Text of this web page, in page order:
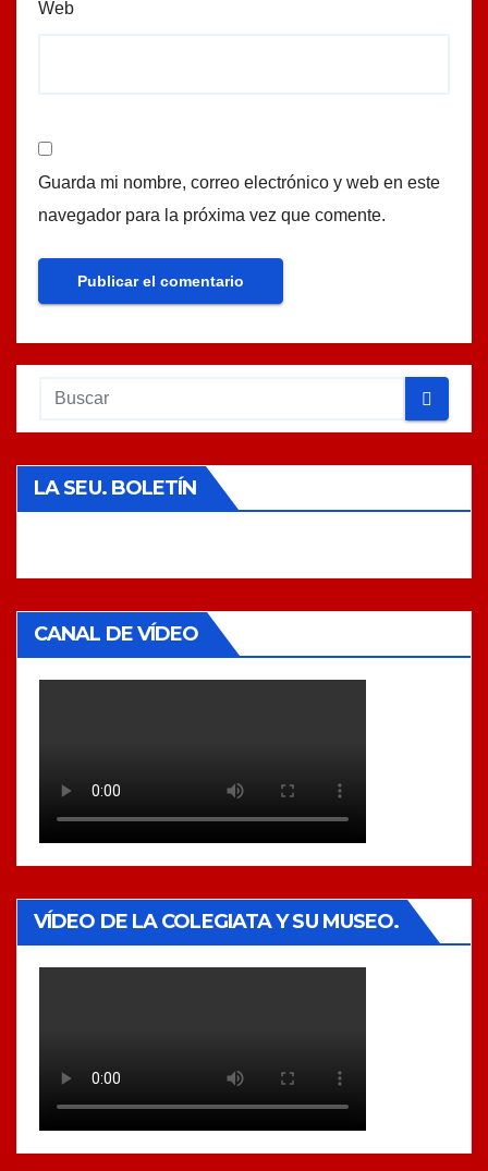
Web
Guarda mi nombre, correo electrónico y web en este
navegador para la próxima vez que comente.
LA SEU. BOLETÍN
CANAL DE VÍDEO
VÍDEO DE LA COLEGIATA Y SU MUSEO.